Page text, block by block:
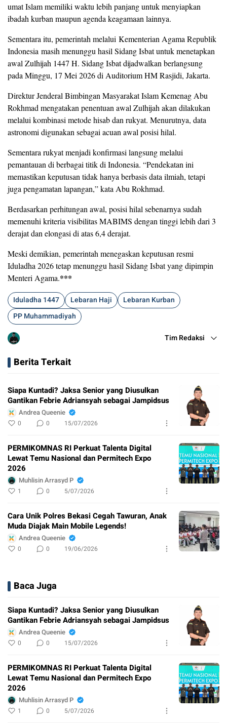
umat Islam memiliki waktu lebih panjang untuk menyiapkan
ibadah kurban maupun agenda keagamaan lainnya.
Sementara itu, pemerintah melalui Kementerian Agama Republik
Indonesia masih menunggu hasil Sidang Isbat untuk menetapkan
awal Zulhijah 1447 H. Sidang Isbat dijadwalkan berlangsung
pada Minggu, 17 Mei 2026 di Auditorium HM Rasjidi, Jakarta.
Direktur Jenderal Bimbingan Masyarakat Islam Kemenag Abu
Rokhmad mengatakan penentuan awal Zulhijah akan dilakukan
melalui kombinasi metode hisab dan rukyat. Menurutnya, data
astronomi digunakan sebagai acuan awal posisi hilal.
Sementara rukyat menjadi konfirmasi langsung melalui
pemantauan di berbagai titik di Indonesia. “Pendekatan ini
memastikan keputusan tidak hanya berbasis data ilmiah, tetapi
juga pengamatan lapangan,” kata Abu Rokhmad.
Berdasarkan perhitungan awal, posisi hilal sebenarnya sudah
memenuhi kriteria visibilitas MABIMS dengan tinggi lebih dari 3
derajat dan elongasi di atas 6,4 derajat.
Meski demikian, pemerintah menegaskan keputusan resmi
Iduladha 2026 tetap menunggu hasil Sidang Isbat yang dipimpin
Menteri Agama.***
Iduladha 1447 Lebaran Haji
Lebaran Kurban
PP Muhammadiyah
Tim Redaksi
Berita Terkait
Siapa Kuntadi? Jaksa Senior yang Diusulkan
Gantikan Febrie Adriansyah sebagai Jampidsus
Andrea Queenie
0 0 15/07/2026
PERMIKOMNAS RI Perkuat Talenta Digital
Lewat Temu Nasional dan Permitech Expo
2026
Muhlisin Arrasyd P
1 0 5/07/2026
Cara Unik Polres Bekasi Cegah Tawuran, Anak
Muda Diajak Main Mobile Legends!
Andrea Queenie
0 0 19/06/2026
Baca Juga
Siapa Kuntadi? Jaksa Senior yang Diusulkan
Gantikan Febrie Adriansyah sebagai Jampidsus
Andrea Queenie
0 0 15/07/2026
PERMIKOMNAS RI Perkuat Talenta Digital
Lewat Temu Nasional dan Permitech Expo
2026
Muhlisin Arrasyd P
1 0 5/07/2026